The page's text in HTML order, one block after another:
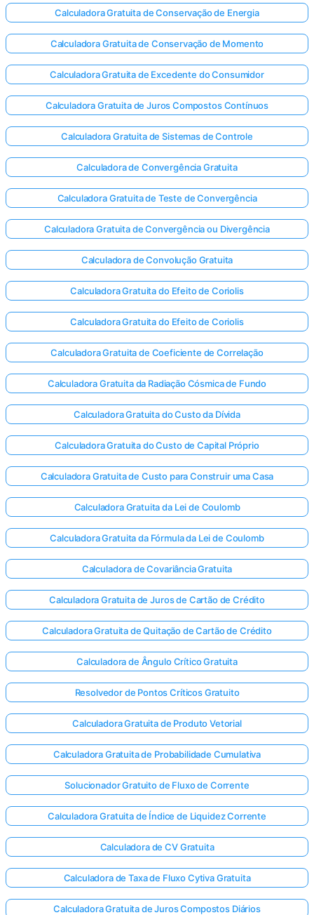
Entre
aqui!
Calculadora Gratuita de Conservação de Energia
Calculadora Gratuita de Conservação de Momento
Calculadora Gratuita de Excedente do Consumidor
Calculadora Gratuita de Juros Compostos Contínuos
Calculadora Gratuita de Sistemas de Controle
Calculadora de Convergência Gratuita
Calculadora Gratuita de Teste de Convergência
Calculadora Gratuita de Convergência ou Divergência
Calculadora de Convolução Gratuita
Calculadora Gratuita do Efeito de Coriolis
Calculadora Gratuita do Efeito de Coriolis
Calculadora Gratuita de Coeficiente de Correlação
Calculadora Gratuita da Radiação Cósmica de Fundo
Calculadora Gratuita do Custo da Dívida
Calculadora Gratuita do Custo de Capital Próprio
Calculadora Gratuita de Custo para Construir uma Casa
Calculadora Gratuita da Lei de Coulomb
Calculadora Gratuita da Fórmula da Lei de Coulomb
Calculadora de Covariância Gratuita
Calculadora Gratuita de Juros de Cartão de Crédito
Calculadora Gratuita de Quitação de Cartão de Crédito
Calculadora de Ângulo Crítico Gratuita
Resolvedor de Pontos Críticos Gratuito
Calculadora Gratuita de Produto Vetorial
Calculadora Gratuita de Probabilidade Cumulativa
Solucionador Gratuito de Fluxo de Corrente
Calculadora Gratuita de Índice de Liquidez Corrente
Calculadora de CV Gratuita
Calculadora de Taxa de Fluxo Cytiva Gratuita
Calculadora Gratuita de Juros Compostos Diários